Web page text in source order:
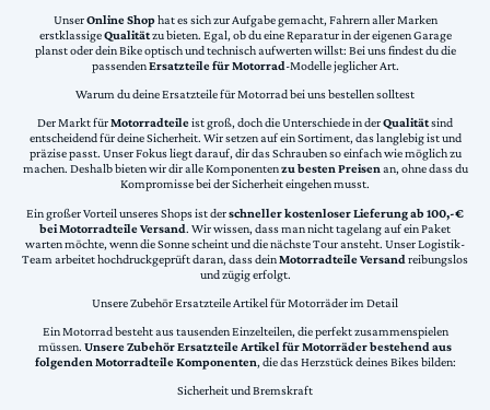
UnserOnline Shophat es sich zur Aufgabe gemacht, Fahrern aller Marken
erstklassigeQualitätzu bieten. Egal, ob du eine Reparatur in der eigenen Garage
planst oder dein Bike optisch und technisch aufwerten willst: Bei uns findest du die
passendenErsatzteile für Motorrad-Modelle jeglicher Art.
Warum du deine Ersatzteile für Motorrad bei uns bestellen solltest
Der Markt fürMotorradteileist groß, doch die Unterschiede in derQualitätsind
entscheidend für deine Sicherheit. Wir setzen auf ein Sortiment, das langlebig ist und
präzise passt. Unser Fokus liegt darauf, dir das Schrauben so einfach wie möglich zu
machen. Deshalb bieten wir dir alle Komponentenzu besten Preisenan, ohne dass du
Kompromisse bei der Sicherheit eingehen musst.
Ein großer Vorteil unseres Shops ist derschneller kostenloser Lieferung ab 100,-€
bei Motorradteile Versand. Wir wissen, dass man nicht tagelang auf ein Paket
warten möchte, wenn die Sonne scheint und die nächste Tour ansteht. Unser Logistik-
Team arbeitet hochdruckgeprüft daran, dass deinMotorradteile Versand reibungslos
und zügig erfolgt.
Unsere Zubehör Ersatzteile Artikel für Motorräder im Detail
Ein Motorrad besteht aus tausenden Einzelteilen, die perfekt zusammenspielen
müssen. Unsere Zubehör Ersatzteile Artikel für Motorräder bestehend aus
folgenden Motorradteile Komponenten, die das Herzstück deines Bikes bilden:
Sicherheit und Bremskraft